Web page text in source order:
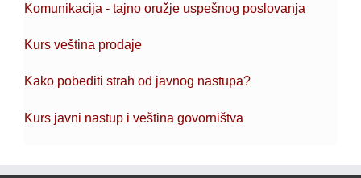
Komunikacija - tajno oružje uspešnog poslovanja
Kurs veština prodaje
Kako pobediti strah od javnog nastupa?
Kurs javni nastup i veština govorništva